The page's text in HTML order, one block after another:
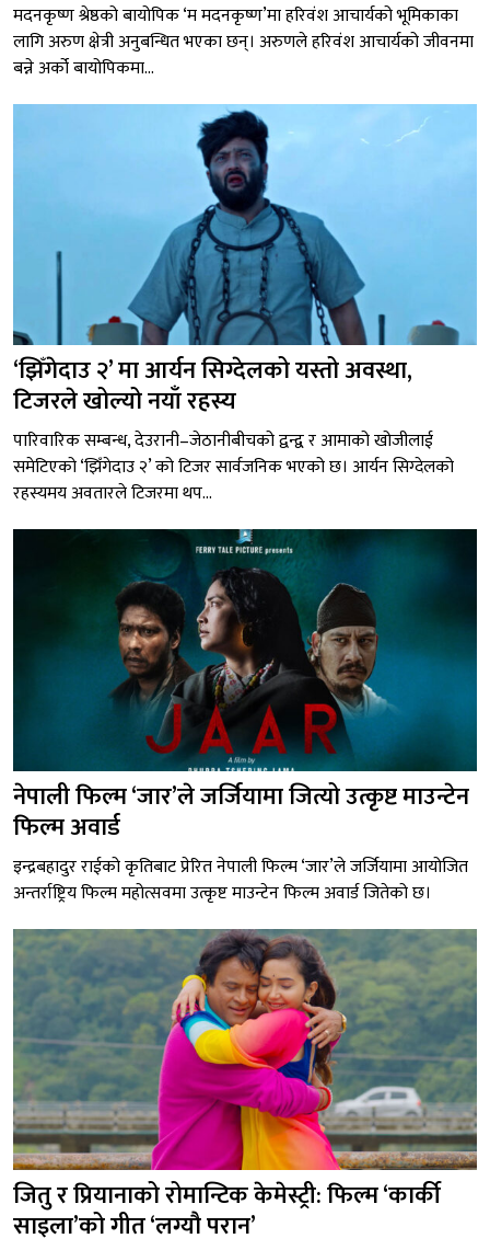
मदनकृष्ण श्रेष्ठको बायोपिक ‘म मदनकृष्ण’मा हरिवंश आचार्यको भूमिकाका
लागि अरुण क्षेत्री अनुबन्धित भएका छन्। अरुणले हरिवंश आचार्यको जीवनमा
बन्ने अर्को बायोपिकमा...
‘झिँगेदाउ २’ मा आर्यन सिग्देलको यस्तो अवस्था,
टिजरले खोल्यो नयाँ रहस्य
पारिवारिक सम्बन्ध, देउरानी–जेठानीबीचको द्वन्द्व र आमाको खोजीलाई
समेटिएको ‘झिँगेदाउ २’ को टिजर सार्वजनिक भएको छ। आर्यन सिग्देलको
रहस्यमय अवतारले टिजरमा थप...
नेपाली फिल्म ‘जार’ले जर्जियामा जित्यो उत्कृष्ट माउन्टेन
फिल्म अवार्ड
इन्द्रबहादुर राईको कृतिबाट प्रेरित नेपाली फिल्म ‘जार’ले जर्जियामा आयोजित
अन्तर्राष्ट्रिय फिल्म महोत्सवमा उत्कृष्ट माउन्टेन फिल्म अवार्ड जितेको छ।
जितु र प्रियानाको रोमान्टिक केमेस्ट्री: फिल्म ‘कार्की
साइला’को गीत ‘लग्यौ परान’